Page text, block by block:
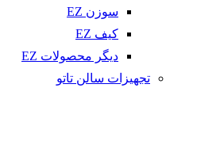
سوزن EZ
کیف EZ
دیگر محصولات EZ
تجهیزات سالن تاتو